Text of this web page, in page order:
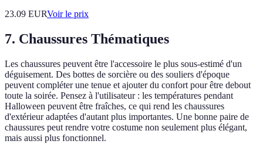
23.09 EURVoir le prix
7. Chaussures Thématiques
Les chaussures peuvent être l'accessoire le plus sous-estimé d'un
déguisement. Des bottes de sorcière ou des souliers d'époque
peuvent compléter une tenue et ajouter du confort pour être debout
toute la soirée. Pensez à l'utilisateur : les températures pendant
Halloween peuvent être fraîches, ce qui rend les chaussures
d'extérieur adaptées d'autant plus importantes. Une bonne paire de
chaussures peut rendre votre costume non seulement plus élégant,
mais aussi plus fonctionnel.